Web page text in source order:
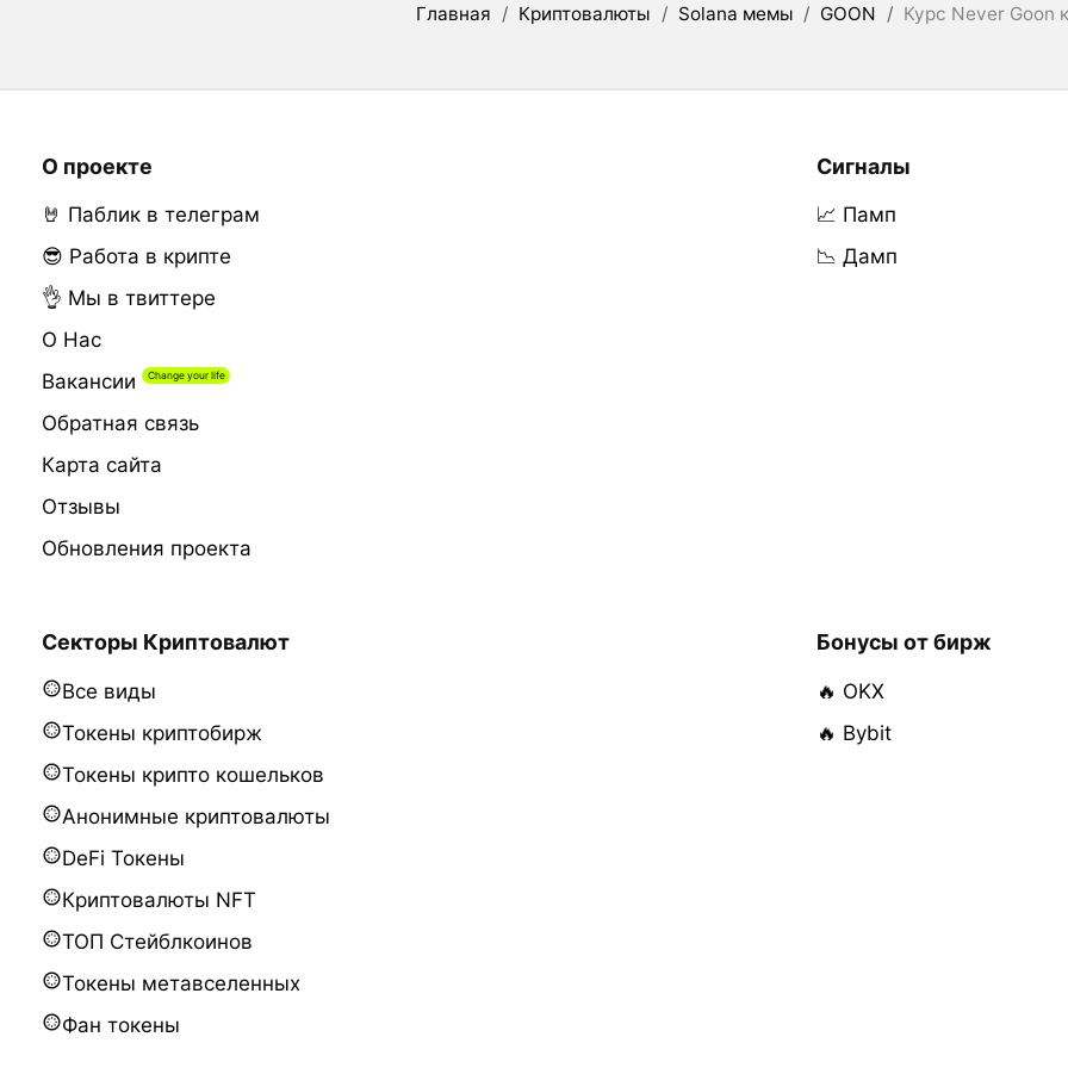
Главная / Криптовалюты / Solana мемы / GOON / Курс Never Goon
О проекте
🤘 Паблик в телеграм
😎 Работа в крипте
👌 Мы в твиттере
О Нас
Вакансии
Обратная связь
Карта сайта
Отзывы
Обновления проекта
Сигналы
📈 Памп
📉 Дамп
Секторы Криптовалют
Все виды
Токены криптобирж
Токены крипто кошельков
Анонимные криптовалюты
DeFi Токены
Криптовалюты NFT
ТОП Стейблкоинов
Токены метавселенных
Фан токены
Бонусы от бирж
🔥 OKX
🔥 Bybit